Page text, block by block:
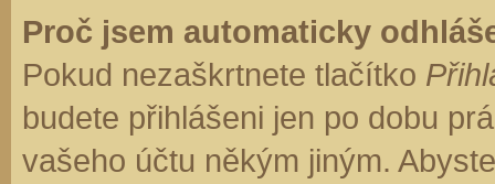
Proč jsem automaticky
Pokud nezaškrtnete tlačítko
budete přihlášeni jen po dobu
vašeho účtu někým jiným.